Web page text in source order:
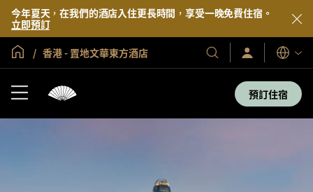
今年夏天，在我們的酒店入住更長時間，享受一晚免費住宿。
立即預訂
全球首頁
香港 - 置地文華東方酒店
我
們
登
入/
即
加
入
語
言
預訂住宿